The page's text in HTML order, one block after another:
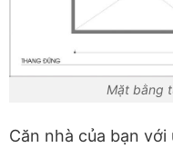
Mặt bằng
Căn nhà của bạn